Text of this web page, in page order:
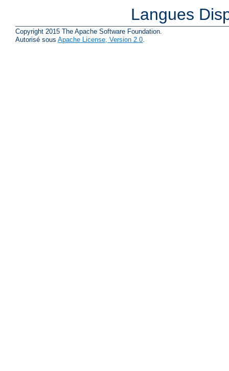
Langues
Copyright 2015 The Apache Software Foundation.
Autorisé sous Apache License, Version 2.0.